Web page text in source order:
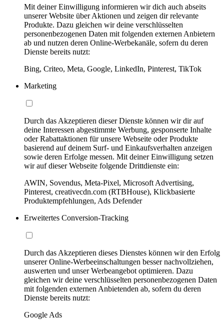
Mit deiner Einwilligung informieren wir dich auch abseits
unserer Website über Aktionen und zeigen dir relevante
Produkte. Dazu gleichen wir deine verschlüsselten
personenbezogenen Daten mit folgenden externen Anbietern
ab und nutzen deren Online-Werbekanäle, sofern du deren
Dienste bereits nutzt:
Bing, Criteo, Meta, Google, LinkedIn, Pinterest, TikTok
Marketing
Durch das Akzeptieren dieser Dienste können wir dir auf
deine Interessen abgestimmte Werbung, gesponserte Inhalte
oder Rabattaktionen für unsere Webseite oder Produkte
basierend auf deinem Surf- und Einkaufsverhalten anzeigen
sowie deren Erfolge messen. Mit deiner Einwilligung setzen
wir auf dieser Webseite folgende Drittdienste ein:
AWIN, Sovendus, Meta-Pixel, Microsoft Advertising,
Pinterest, creativecdn.com (RTBHouse), Klickbasierte
Produktempfehlungen, Ads Defender
Erweitertes Conversion-Tracking
Durch das Akzeptieren dieses Dienstes können wir den Erfolg
unserer Online-Werbeeinschaltungen besser nachvollziehen,
auswerten und unser Werbeangebot optimieren. Dazu
gleichen wir deine verschlüsselten personenbezogenen Daten
mit folgenden externen Anbietenden ab, sofern du deren
Dienste bereits nutzt:
Google Ads